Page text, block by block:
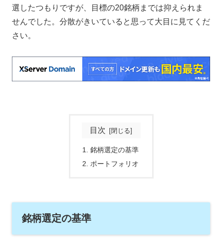
選したつもりですが、目標の20銘柄までは抑えられま
せんでした。分散がきいていると思って大目に見てくだ
さい。
目次
銘柄選定の基準
ポートフォリオ
銘柄選定の基準